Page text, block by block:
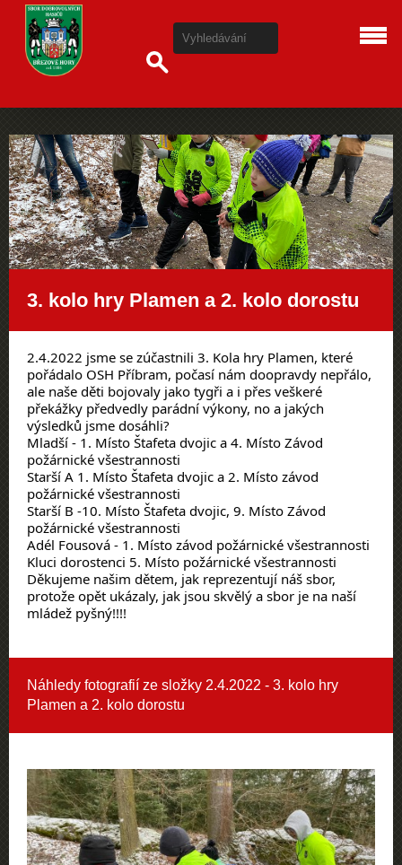
3. kolo hry Plamen a 2. kolo dorostu
2.4.2022 jsme se zúčastnili 3. Kola hry Plamen, které
pořádalo OSH Příbram, počasí nám doopravdy nepřálo,
ale naše děti bojovaly jako tygři a i přes veškeré
překážky předvedly parádní výkony, no a jakých
výsledků jsme dosáhli?
Mladší - 1. Místo Štafeta dvojic a 4. Místo Závod
požárnické všestrannosti
Starší A 1. Místo Štafeta dvojic a 2. Místo závod
požárnické všestrannosti
Starší B -10. Místo Štafeta dvojic, 9. Místo Závod
požárnické všestrannosti
Adél Fousová - 1. Místo závod požárnické všestrannosti
Kluci dorostenci 5. Místo požárnické všestrannosti
Děkujeme našim dětem, jak reprezentují náš sbor,
protože opět ukázaly, jak jsou skvělý a sbor je na naší
mládež pyšný!!!!
Náhledy fotografií ze složky 2.4.2022 - 3. kolo hry
Plamen a 2. kolo dorostu